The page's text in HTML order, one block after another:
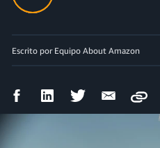
Escrito por Equipo About Amazon
CompartirCompartirCompartirCompartir
Copy